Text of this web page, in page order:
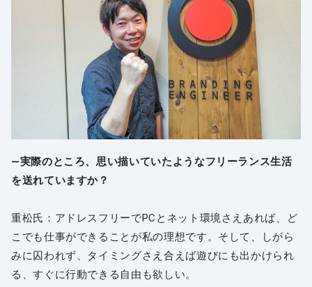
―実際のところ、思い描いていたようなフリーランス生活
を送れていますか？
重松氏：アドレスフリーでPCとネット環境さえあれば、ど
こでも仕事ができることが私の理想です。そして、しがら
みに囚われず、タイミングさえ合えば遊びにも出かけられ
る、すぐに行動できる自由も欲しい。